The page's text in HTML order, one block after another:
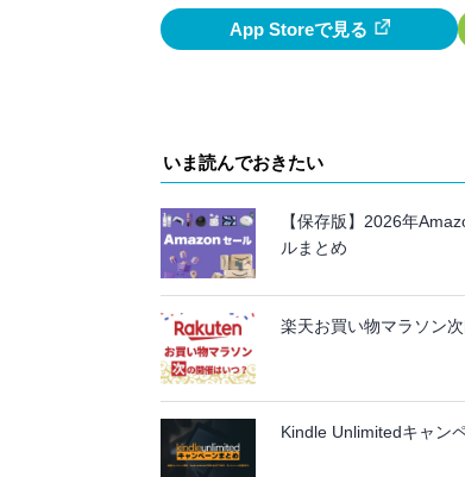
App Storeで見る
いま読んでおきたい
【保存版】2026年
ルまとめ
楽天お買い物マラソン
Kindle Unlimitedキャン